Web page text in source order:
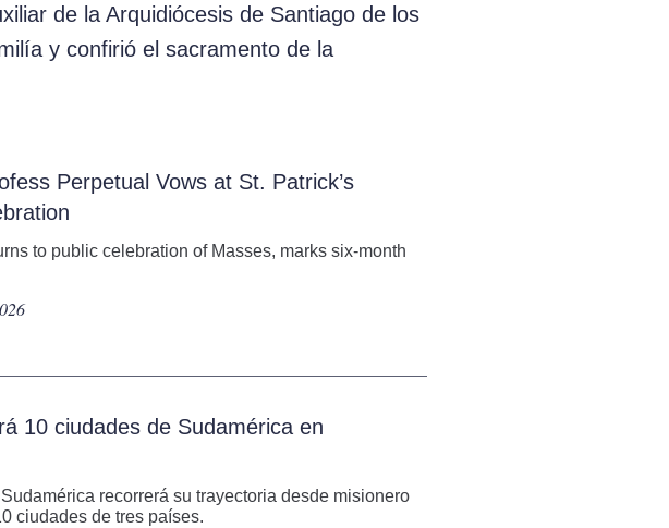
de la Arquidiócesis de Santiago de los
y confirió el sacramento de la
Perpetual Vows at St. Patrick’s
to public celebration of Masses, marks six-month
10 ciudades de Sudamérica en
recorrerá su trayectoria desde misionero
ciudades de tres países.